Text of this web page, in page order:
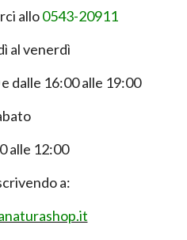
allo0543-20911
al venerdì
dalle 16:00 alle 19:00
alle 12:00
a: